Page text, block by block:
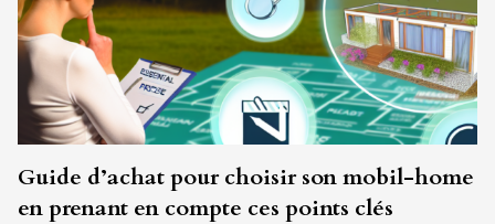
Guide d’achat pour choisir son mobil-home
en prenant en compte ces points clés